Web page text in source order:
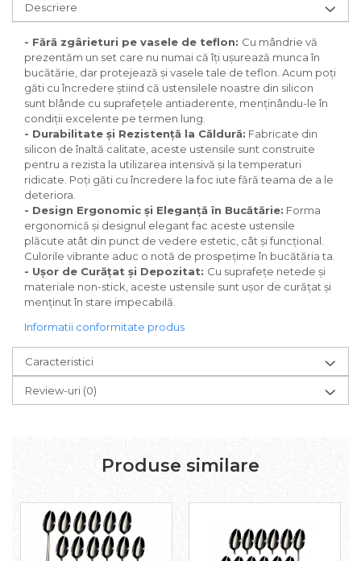
Descriere
- Fără zgârieturi pe vasele de teflon: Cu mândrie vă
prezentăm un set care nu numai că îți ușurează munca în
bucătărie, dar protejează și vasele tale de teflon. Acum poți
găti cu încredere știind că ustensilele noastre din silicon
sunt blânde cu suprafețele antiaderente, menținându-le în
condiții excelente pe termen lung.
- Durabilitate și Rezistență la Căldură: Fabricate din
silicon de înaltă calitate, aceste ustensile sunt construite
pentru a rezista la utilizarea intensivă și la temperaturi
ridicate. Poți găti cu încredere la foc iute fără teama de a le
deteriora.
- Design Ergonomic și Eleganță în Bucătărie: Forma
ergonomică și designul elegant fac aceste ustensile
plăcute atât din punct de vedere estetic, cât și funcțional.
Culorile vibrante aduc o notă de prospețime în bucătăria ta.
- Ușor de Curățat și Depozitat: Cu suprafețe netede și
materiale non-stick, aceste ustensile sunt ușor de curățat și
menținut în stare impecabilă.
Informatii conformitate produs
Caracteristici
Review-uri (0)
Produse similare